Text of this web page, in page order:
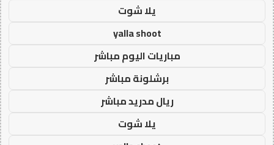
يلا شوت
yalla shoot
مباريات اليوم مباشر
برشلونة مباشر
ريال مدريد مباشر
يلا شوت